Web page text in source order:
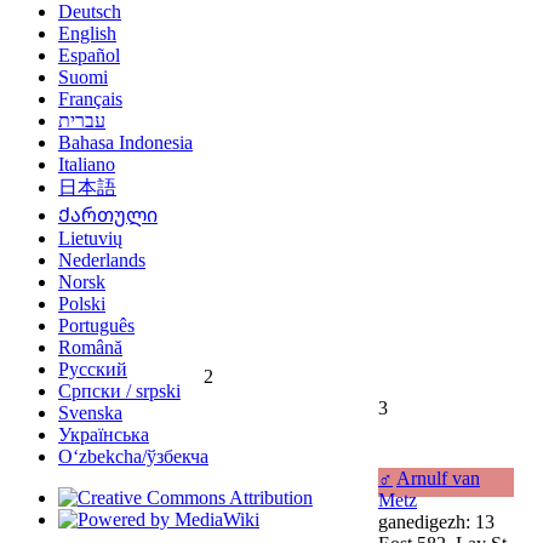
2
3
♂ Arnulf van
Metz
ganedigezh: 13
Deutsch
English
Español
Suomi
Français
עברית
Bahasa Indonesia
Italiano
日本語
Ქართული
Lietuvių
Nederlands
Norsk
Polski
Português
Română
Русский
Српски / srpski
Svenska
Українська
Oʻzbekcha/ўзбекча